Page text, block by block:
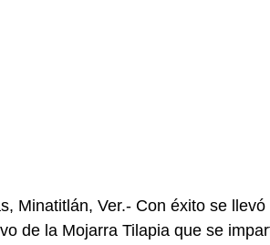
Minatitlán, Ver.- Con éxito se
de la Mojarra Tilapia que se